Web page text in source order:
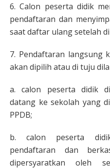
6. Calon peserta didik
pendaftaran dan
saat daftar ulang setelah
7. Pendaftaran langsung
akan dipilih atau di tuju
a. calon peserta didik
datang ke sekolah yang
PPDB;
b. calon peserta
pendaftaran dan
dipersyaratkan oleh